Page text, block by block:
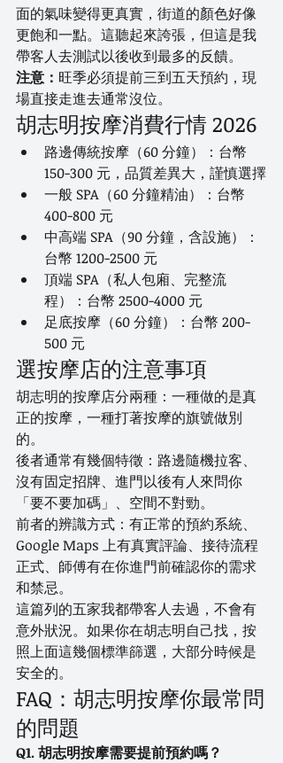
面的氣味變得更真實，街道的顏色好像
更飽和一點。這聽起來誇張，但這是我
帶客人去測試以後收到最多的反饋。
注意： 旺季必須提前三到五天預約，現
場直接走進去通常沒位。
胡志明按摩消費行情 2026
路邊傳統按摩（60 分鐘）：台幣
150-300 元，品質差異大，謹慎選擇
一般 SPA（60 分鐘精油）：台幣
400-800 元
中高端 SPA（90 分鐘，含設施）：
台幣 1200-2500 元
頂端 SPA（私人包廂、完整流
程）：台幣 2500-4000 元
足底按摩（60 分鐘）：台幣 200-
500 元
選按摩店的注意事項
胡志明的按摩店分兩種：一種做的是真
正的按摩，一種打著按摩的旗號做別
的。
後者通常有幾個特徵：路邊隨機拉客、
沒有固定招牌、進門以後有人來問你
「要不要加碼」、空間不對勁。
前者的辨識方式：有正常的預約系統、
Google Maps 上有真實評論、接待流程
正式、師傅有在你進門前確認你的需求
和禁忌。
這篇列的五家我都帶客人去過，不會有
意外狀況。如果你在胡志明自己找，按
照上面這幾個標準篩選，大部分時候是
安全的。
FAQ：胡志明按摩你最常問
的問題
Q1. 胡志明按摩需要提前預約嗎？